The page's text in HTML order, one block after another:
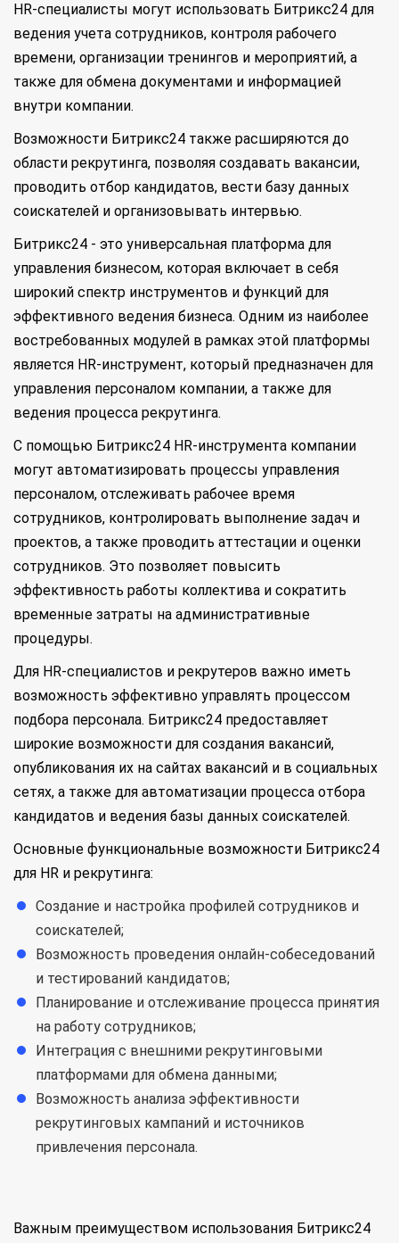
HR-специалисты могут использовать Битрикс24 для
ведения учета сотрудников, контроля рабочего
времени, организации тренингов и мероприятий, а
также для обмена документами и информацией
внутри компании.
Возможности Битрикс24 также расширяются до
области рекрутинга, позволяя создавать вакансии,
проводить отбор кандидатов, вести базу данных
соискателей и организовывать интервью.
Битрикс24 - это универсальная платформа для
управления бизнесом, которая включает в себя
широкий спектр инструментов и функций для
эффективного ведения бизнеса. Одним из наиболее
востребованных модулей в рамках этой платформы
является HR-инструмент, который предназначен для
управления персоналом компании, а также для
ведения процесса рекрутинга.
С помощью Битрикс24 HR-инструмента компании
могут автоматизировать процессы управления
персоналом, отслеживать рабочее время
сотрудников, контролировать выполнение задач и
проектов, а также проводить аттестации и оценки
сотрудников. Это позволяет повысить
эффективность работы коллектива и сократить
временные затраты на административные
процедуры.
Для HR-специалистов и рекрутеров важно иметь
возможность эффективно управлять процессом
подбора персонала. Битрикс24 предоставляет
широкие возможности для создания вакансий,
опубликования их на сайтах вакансий и в социальных
сетях, а также для автоматизации процесса отбора
кандидатов и ведения базы данных соискателей.
Основные функциональные возможности Битрикс24
для HR и рекрутинга:
Создание и настройка профилей сотрудников и
соискателей;
Возможность проведения онлайн-собеседований
и тестирований кандидатов;
Планирование и отслеживание процесса принятия
на работу сотрудников;
Интеграция с внешними рекрутинговыми
платформами для обмена данными;
Возможность анализа эффективности
рекрутинговых кампаний и источников
привлечения персонала.
Важным преимуществом использования Битрикс24